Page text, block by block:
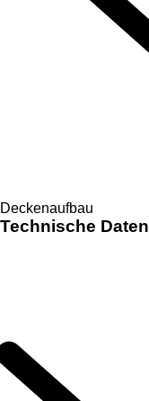
Deckenaufbau
Technische Daten